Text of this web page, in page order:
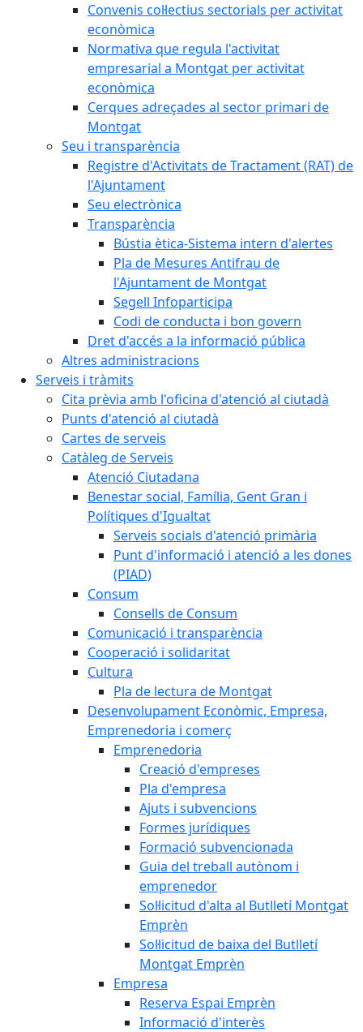
Convenis col·lectius sectorials per activitat
econòmica
Normativa que regula l'activitat
empresarial a Montgat per activitat
econòmica
Cerques adreçades al sector primari de
Montgat
Seu i transparència
Registre d'Activitats de Tractament (RAT) de
l'Ajuntament
Seu electrònica
Transparència
Bústia ètica-Sistema intern d'alertes
Pla de Mesures Antifrau de
l'Ajuntament de Montgat
Segell Infoparticipa
Codi de conducta i bon govern
Dret d'accés a la informació pública
Altres administracions
Serveis i tràmits
Cita prèvia amb l'oficina d'atenció al ciutadà
Punts d'atenció al ciutadà
Cartes de serveis
Catàleg de Serveis
Atenció Ciutadana
Benestar social, Família, Gent Gran i
Polítiques d'Igualtat
Serveis socials d'atenció primària
Punt d'informació i atenció a les dones
(PIAD)
Consum
Consells de Consum
Comunicació i transparència
Cooperació i solidaritat
Cultura
Pla de lectura de Montgat
Desenvolupament Econòmic, Empresa,
Emprenedoria i comerç
Emprenedoria
Creació d'empreses
Pla d'empresa
Ajuts i subvencions
Formes jurídiques
Formació subvencionada
Guia del treball autònom i
emprenedor
Sol·licitud d'alta al Butlletí Montgat
Emprèn
Sol·licitud de baixa del Butlletí
Montgat Emprèn
Empresa
Reserva Espai Emprèn
Informació d'interès